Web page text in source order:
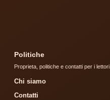
Politiche
Proprieta, politiche e contatti per i lettori.
Chi siamo
Contatti